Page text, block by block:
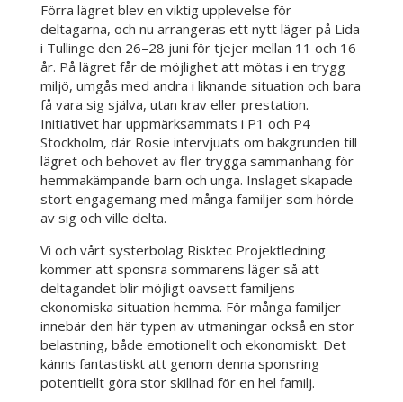
Förra lägret blev en viktig upplevelse för
deltagarna, och nu arrangeras ett nytt läger på Lida
i Tullinge den 26–28 juni för tjejer mellan 11 och 16
år. På lägret får de möjlighet att mötas i en trygg
miljö, umgås med andra i liknande situation och bara
få vara sig själva, utan krav eller prestation.
Initiativet har uppmärksammats i P1 och P4
Stockholm, där Rosie intervjuats om bakgrunden till
lägret och behovet av fler trygga sammanhang för
hemmakämpande barn och unga. Inslaget skapade
stort engagemang med många familjer som hörde
av sig och ville delta.
Vi och vårt systerbolag Risktec Projektledning
kommer att sponsra sommarens läger så att
deltagandet blir möjligt oavsett familjens
ekonomiska situation hemma. För många familjer
innebär den här typen av utmaningar också en stor
belastning, både emotionellt och ekonomiskt. Det
känns fantastiskt att genom denna sponsring
potentiellt göra stor skillnad för en hel familj.